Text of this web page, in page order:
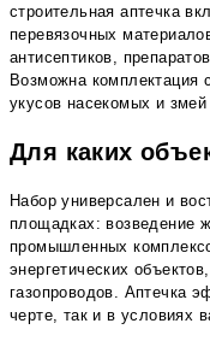
строительная аптечка
перевязочных
антисептиков,
Возможна комплектация
укусов насекомых и
Для каких
Набор универсален и
площадках: возведение
промышленных
энергетических
газопроводов. Аптечка
черте, так и в условиях